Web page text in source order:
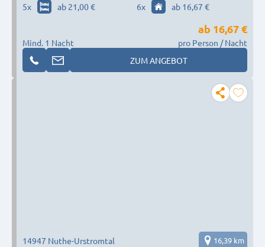
5x ab 21,00 € 6x ab 16,67 €
Mind. 1 Nacht
ab 16,67 €
pro Person / Nacht
ZUM ANGEBOT
14947 Nuthe-Urstromtal 16,39 km